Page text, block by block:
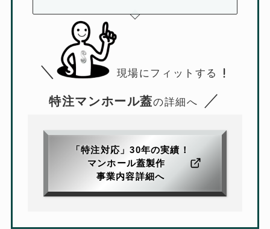
＼ 現場にフィットする
特注マンホール蓋の詳細へ ／
「特注対応」30年の実績！
マンホール蓋製作
事業内容詳細へ